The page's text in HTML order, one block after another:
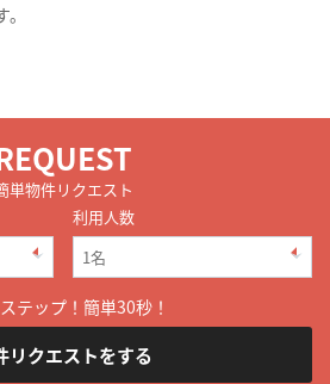
単物件リクエスト
利用人数
テップ！簡単30秒！
リクエストをする